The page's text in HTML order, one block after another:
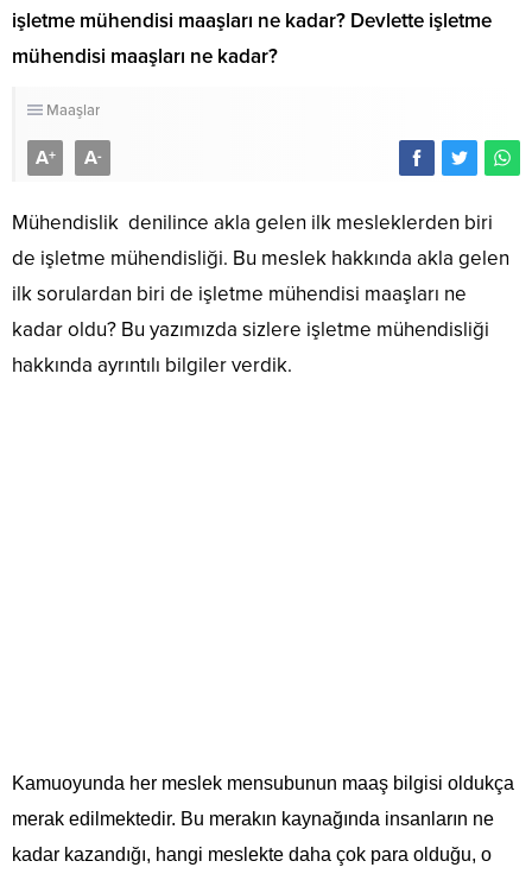
işletme mühendisi maaşları ne kadar? Devlette işletme
mühendisi maaşları ne kadar?
Maaşlar
A+ A-
Mühendislik denilince akla gelen ilk mesleklerden biri
de işletme mühendisliği. Bu meslek hakkında akla gelen
ilk sorulardan biri de işletme mühendisi maaşları ne
kadar oldu? Bu yazımızda sizlere işletme mühendisliği
hakkında ayrıntılı bilgiler verdik.
Kamuoyunda her meslek mensubunun maaş bilgisi oldukça
merak edilmektedir. Bu merakın kaynağında insanların ne
kadar kazandığı, hangi meslekte daha çok para olduğu, o